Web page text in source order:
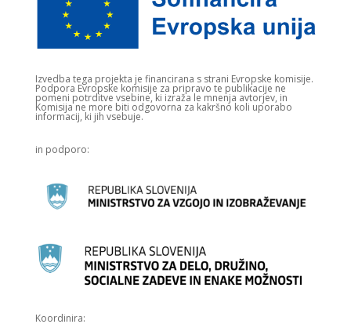
Izvedba tega projekta je financirana s strani Evropske komisije.​
Podpora Evropske komisije za pripravo te publikacije ne
pomeni potrditve vsebine, ki izraža le mnenja avtorjev, in
Komisija ne more biti odgovorna za kakršno koli uporabo
informacij, ki jih vsebuje.
in podporo:
Koordinira: